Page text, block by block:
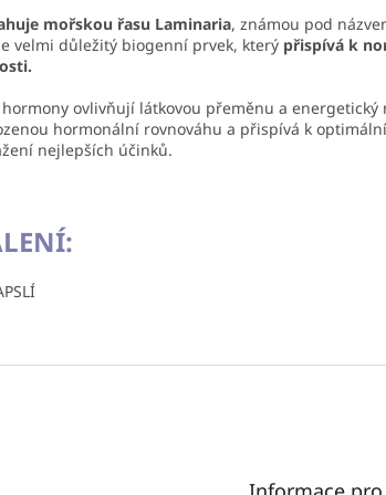
mořskou řasu Laminaria, známou pod
velmi důležitý biogenní prvek, který přispívá k
hormony ovlivňují látkovou přeměnu a
hormonální rovnováhu a přispívá k
nejlepších účinků.